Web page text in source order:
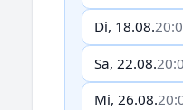
Di, 18.08.
Sa, 22.08.
Mi, 26.08.